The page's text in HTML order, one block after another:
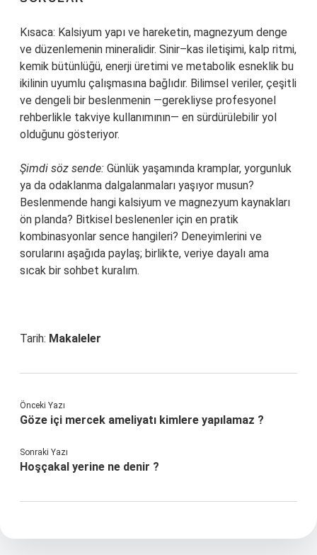
Kısaca: Kalsiyum yapı ve hareketin, magnezyum denge
ve düzenlemenin mineralidir. Sinir–kas iletişimi, kalp ritmi,
kemik bütünlüğü, enerji üretimi ve metabolik esneklik bu
ikilinin uyumlu çalışmasına bağlıdır. Bilimsel veriler, çeşitli
ve dengeli bir beslenmenin —gerekliyse profesyonel
rehberlikle takviye kullanımının— en sürdürülebilir yol
olduğunu gösteriyor.
Şimdi söz sende: Günlük yaşamında kramplar, yorgunluk
ya da odaklanma dalgalanmaları yaşıyor musun?
Beslenmende hangi kalsiyum ve magnezyum kaynakları
ön planda? Bitkisel beslenenler için en pratik
kombinasyonlar sence hangileri? Deneyimlerini ve
sorularını aşağıda paylaş; birlikte, veriye dayalı ama
sıcak bir sohbet kuralım.
Tarih: Makaleler
Önceki Yazı
Göze içi mercek ameliyatı kimlere yapılamaz ?
Sonraki Yazı
Hoşçakal yerine ne denir ?